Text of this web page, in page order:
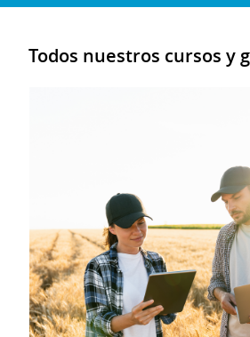
Todos nuestros cursos y